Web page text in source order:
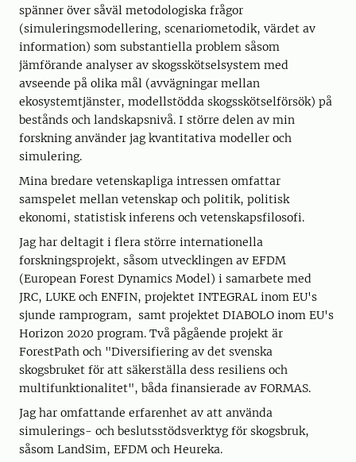
spänner över såväl metodologiska frågor
(simuleringsmodellering, scenariometodik, värdet av
information) som substantiella problem såsom
jämförande analyser av skogsskötselsystem med
avseende på olika mål (avvägningar mellan
ekosystemtjänster, modellstödda skogsskötselförsök) på
bestånds och landskapsnivå. I större delen av min
forskning använder jag kvantitativa modeller och
simulering.
Mina bredare vetenskapliga intressen omfattar
samspelet mellan vetenskap och politik, politisk
ekonomi, statistisk inferens och vetenskapsfilosofi.
Jag har deltagit i flera större internationella
forskningsprojekt, såsom utvecklingen av EFDM
(European Forest Dynamics Model) i samarbete med
JRC, LUKE och ENFIN, projektet INTEGRAL inom EU's
sjunde ramprogram, samt projektet DIABOLO inom EU's
Horizon 2020 program. Två pågående projekt är
ForestPath och "Diversifiering av det svenska
skogsbruket för att säkerställa dess resiliens och
multifunktionalitet", båda finansierade av FORMAS.
Jag har omfattande erfarenhet av att använda
simulerings- och beslutsstödsverktyg för skogsbruk,
såsom LandSim, EFDM och Heureka.